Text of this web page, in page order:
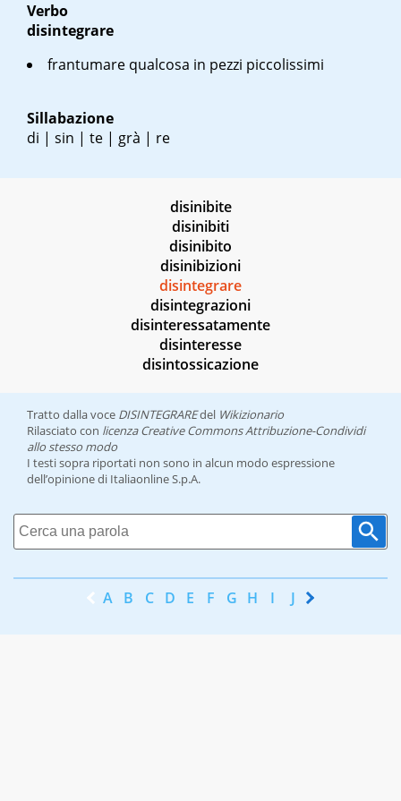
Verbo
disintegrare
frantumare qualcosa in pezzi piccolissimi
Sillabazione
di | sin | te | grà | re
disinibite
disinibiti
disinibito
disinibizioni
disintegrare
disintegrazioni
disinteressatamente
disinteresse
disintossicazione
Tratto dalla voce DISINTEGRAREdel Wikizionario
Rilasciato con licenza Creative Commons Attribuzione-Condividi
allo stesso modo
I testi sopra riportati non sono in alcun modo espressione
dell’opinione di Italiaonline S.p.A.
A B C D E F G H I J K